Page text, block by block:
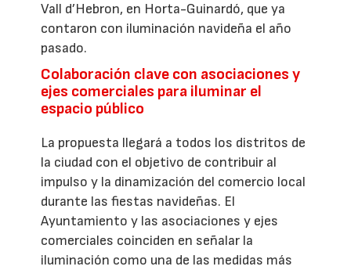
Vall d’Hebron, en Horta-Guinardó, que ya
contaron con iluminación navideña el año
pasado.
Colaboración clave con asociaciones y
ejes comerciales para iluminar el
espacio público
La propuesta llegará a todos los distritos de
la ciudad con el objetivo de contribuir al
impulso y la dinamización del comercio local
durante las fiestas navideñas. El
Ayuntamiento y las asociaciones y ejes
comerciales coinciden en señalar la
iluminación como una de las medidas más